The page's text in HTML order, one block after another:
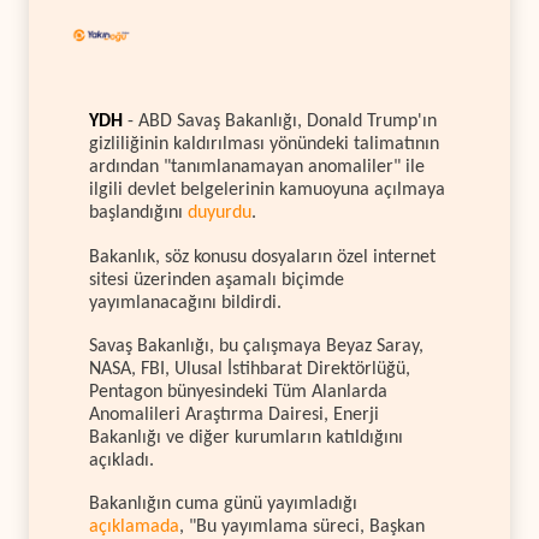
YDH - ABD Savaş Bakanlığı, Donald Trump'ın
gizliliğinin kaldırılması yönündeki talimatının
ardından "tanımlanamayan anomaliler" ile
ilgili devlet belgelerinin kamuoyuna açılmaya
başlandığını duyurdu.
Bakanlık, söz konusu dosyaların özel internet
sitesi üzerinden aşamalı biçimde
yayımlanacağını bildirdi.
Savaş Bakanlığı, bu çalışmaya Beyaz Saray,
NASA, FBI, Ulusal İstihbarat Direktörlüğü,
Pentagon bünyesindeki Tüm Alanlarda
Anomalileri Araştırma Dairesi, Enerji
Bakanlığı ve diğer kurumların katıldığını
açıkladı.
Bakanlığın cuma günü yayımladığı
açıklamada, "Bu yayımlama süreci, Başkan